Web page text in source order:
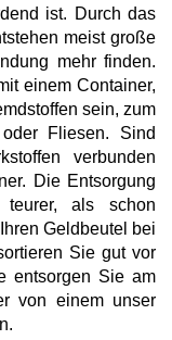
ist. Durch das
meist große
mehr finden.
einem Container,
sein, zum
Fliesen. Sind
verbunden
Die Entsorgung
teurer, als schon
Geldbeutel bei
Sie gut vor
entsorgen Sie am
von einem unser